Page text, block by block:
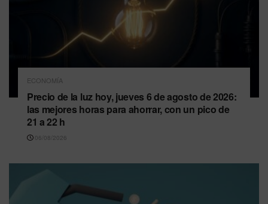
ECONOMÍA
Precio de la luz hoy, jueves 6 de agosto de 2026:
las mejores horas para ahorrar, con un pico de
21 a 22 h
06/08/2026